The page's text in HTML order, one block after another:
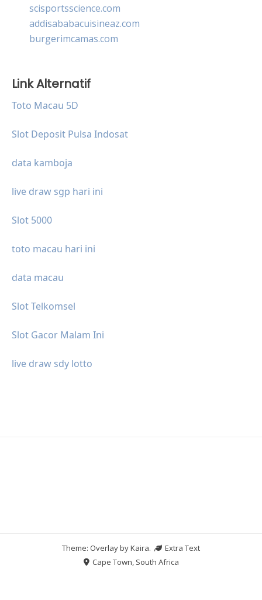
scisportsscience.com
addisababacuisineaz.com
burgerimcamas.com
Link Alternatif
Toto Macau 5D
Slot Deposit Pulsa Indosat
data kamboja
live draw sgp hari ini
Slot 5000
toto macau hari ini
data macau
Slot Telkomsel
Slot Gacor Malam Ini
live draw sdy lotto
Theme: Overlay byKaira.
Extra Text
Cape Town, South Africa